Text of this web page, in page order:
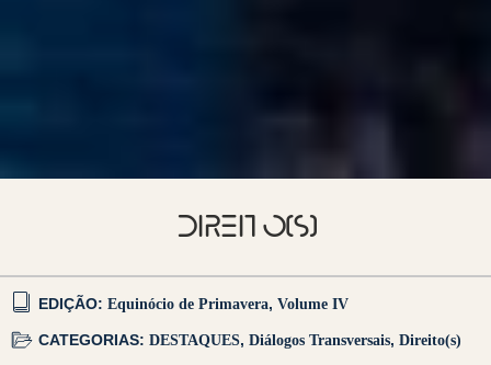
DIREITO(S)
EDIÇÃO: Equinócio de Primavera, Volume IV
CATEGORIAS: DESTAQUES, Diálogos Transversais, Direito(s)